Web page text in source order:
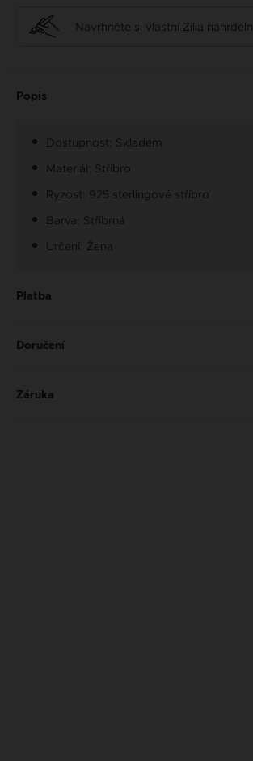
Navrhněte si vlastní Zilia
Popis
Dostupnost: Skladem
Materiál: Stříbro
Ryzost: 925 sterlingové stříbro
Barva: Stříbrná
Určení: Žena
Platba
Doručení
Záruka